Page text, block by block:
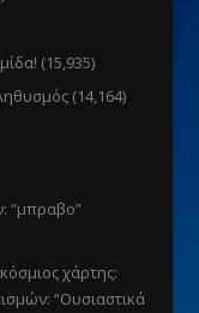
(15,935)
(14,164)
: “μπραβο”
χάρτης:
: “Ουσιαστικά